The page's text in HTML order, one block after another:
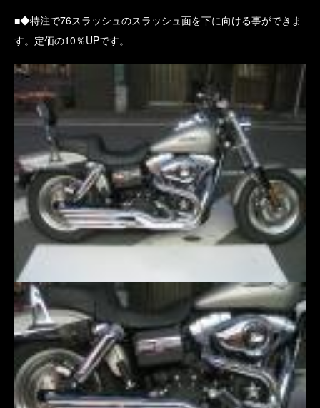
■◆特注で76スラッシュのスラッシュ面を下に向ける事ができま
す。定価の10％UPです。